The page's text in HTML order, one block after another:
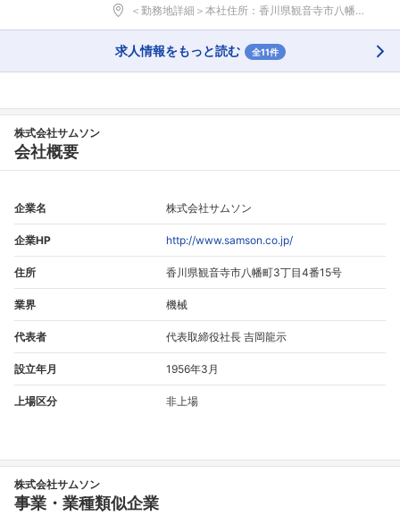
＜勤務地詳細＞本社住所：香川県観音寺市八幡町3-4...
求人情報をもっと読む 全11件
株式会社サムソン
会社概要
企業名 株式会社サムソン
企業HP http://www.samson.co.jp/
住所 香川県観音寺市八幡町3丁目4番15号
業界 機械
代表者 代表取締役社長 吉岡龍示
設立年月 1956年3月
上場区分 非上場
株式会社サムソン
事業・業種類似企業